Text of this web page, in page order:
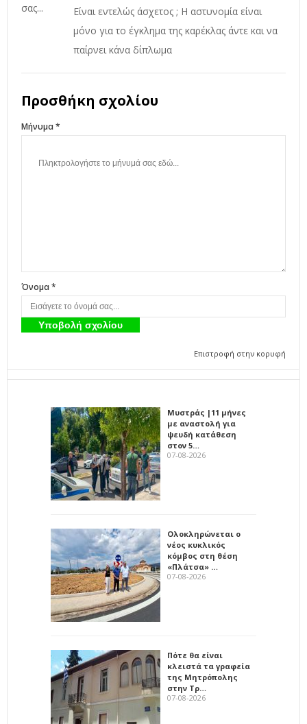
Είναι εντελώς άσχετος ; Η αστυνομία είναι
μόνο για το έγκλημα της καρέκλας άντε και να
παίρνει κάνα δίπλωμα
Προσθήκη σχολίου
Μήνυμα *
Όνομα *
Επιστροφή στην κορυφή
Μυστράς |11 μήνες
με αναστολή για
ψευδή κατάθεση
στον 5…
07-08-2026
Ολοκληρώνεται ο
νέος κυκλικός
κόμβος στη θέση
«Πλάτσα» …
07-08-2026
Πότε θα είναι
κλειστά τα γραφεία
της Μητρόπολης
στην Τρ…
07-08-2026